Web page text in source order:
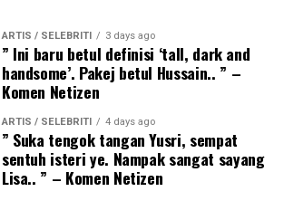
ARTIS / SELEBRITI 3 days ago
” Ini baru betul definisi ‘tall, dark and
handsome’. Pakej betul Hussain.. ” –
Komen Netizen
ARTIS / SELEBRITI 4 days ago
” Suka tengok tangan Yusri, sempat
sentuh isteri ye. Nampak sangat sayang
Lisa.. ” – Komen Netizen